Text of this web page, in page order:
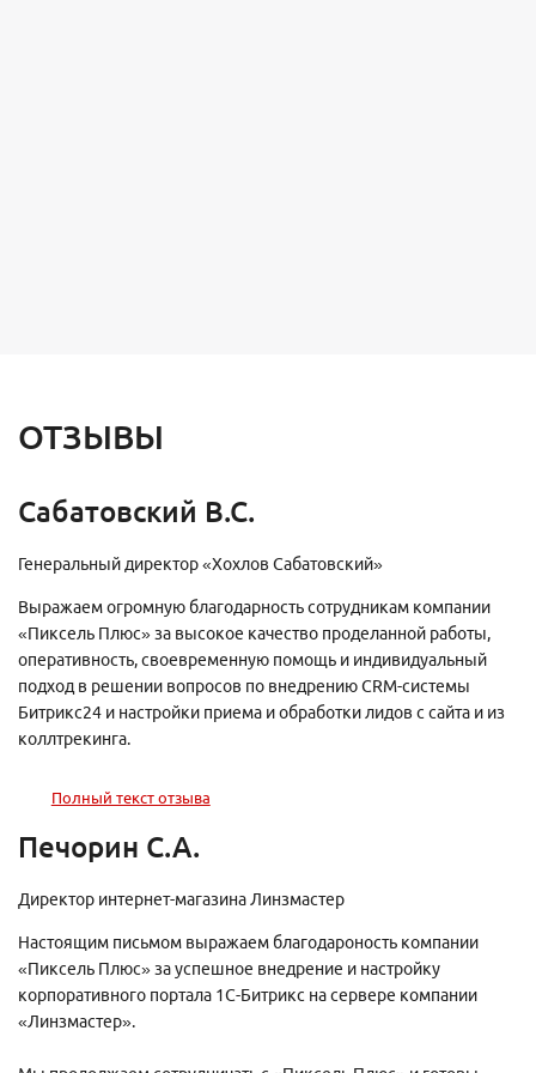
ОТЗЫВЫ
Полный текст отзыва
Сабатовский В.С.
Генеральный директор «Хохлов Сабатовский»
Выражаем огромную благодарность сотрудникам компании
«Пиксель Плюс» за высокое качество проделанной работы,
оперативность, своевременную помощь и индивидуальный
подход в решении вопросов по внедрению CRM-системы
Битрикс24 и настройки приема и обработки лидов с сайта и из
коллтрекинга.
Печорин С.А.
Директор интернет-магазина Линзмастер
Настоящим письмом выражаем благодароность компании
«Пиксель Плюс» за успешное внедрение и настройку
корпоративного портала 1С-Битрикс на сервере компании
«Линзмастер».